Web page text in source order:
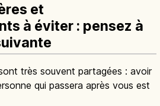
et
à éviter : pensez à
très souvent partagées : avoir
qui passera après vous est